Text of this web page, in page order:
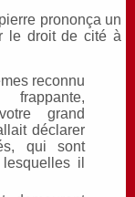
prononça un
le droit de cité à
reconnu
grand
déclarer
qui sont
il